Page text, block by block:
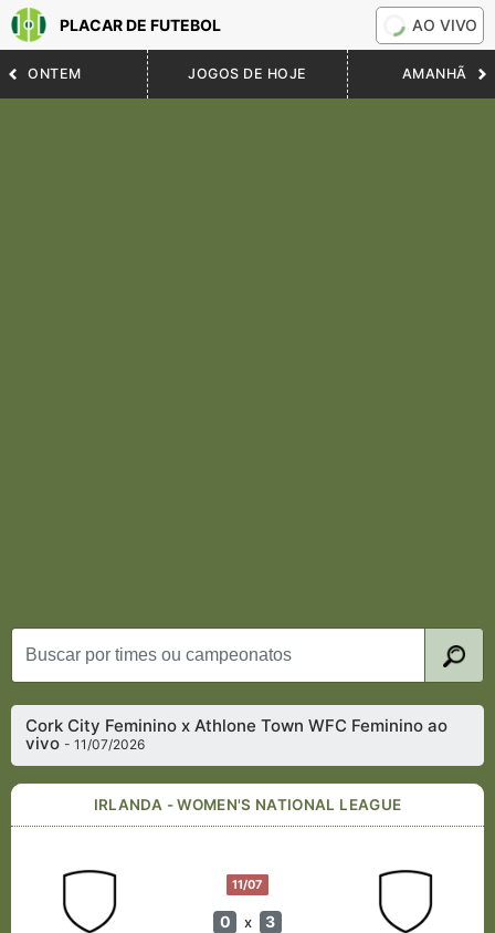
PLACAR DE FUTEBOL AO VIVO
ONTEM JOGOS DE HOJE AMANHÃ
Cork City Feminino x Athlone Town WFC Feminino ao
vivo- 11/07/2026
IRLANDA - WOMEN'S NATIONAL LEAGUE
11/07
0 x 3